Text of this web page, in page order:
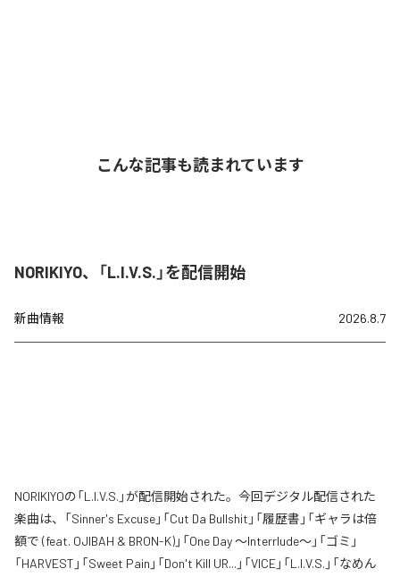
こんな記事も読まれています
NORIKIYO、「L.I.V.S.」を配信開始
新曲情報 2026.8.7
NORIKIYOの「L.I.V.S.」が配信開始された。今回デジタル配信された
楽曲は、「Sinner's Excuse」「Cut Da Bullshit」「履歴書」「ギャラは倍
額で (feat. OJIBAH & BRON-K)」「One Day ～Interrlude～」「ゴミ」
「HARVEST」「Sweet Pain」「Don't Kill UR...」「VICE」「L.I.V.S.」「なめん